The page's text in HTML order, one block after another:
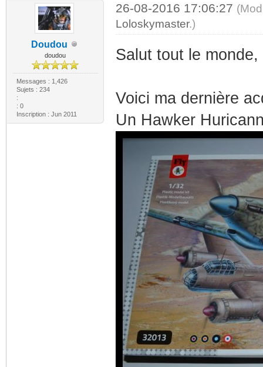
Doudou
doudou
Messages : 1,426
Sujets : 234
:
: 0
Inscription : Jun 2011
26-08-2016 17:06:27
Loloskymaster.)
Salut tout le monde,
Voici ma dernière
Un Hawker